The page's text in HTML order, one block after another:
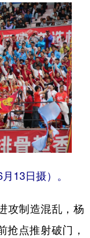
13日摄）。
制造混乱，杨
抢点推射破门，